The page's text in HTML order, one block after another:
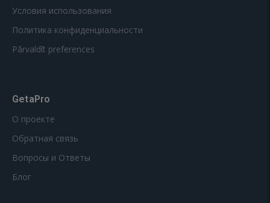
Условия использования
Политика конфиденциальности
Pārvaldīt preferences
GetaPro
О проекте
Обратная связь
Вопросы и Ответы
Блог